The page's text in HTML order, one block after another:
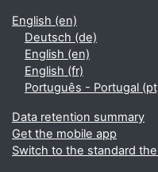
English ‎(en)‎
Deutsch ‎(de)‎
English ‎(en)‎
English ‎(fr)‎
Português - Portugal
Data retention summary
Get the mobile app
Switch to the standard